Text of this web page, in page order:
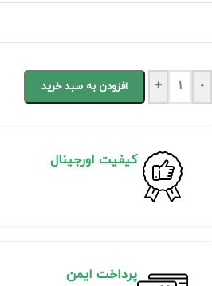
-
+ افزودن به سبد خرید
کیفیت اورجینال
پرداخت ایمن